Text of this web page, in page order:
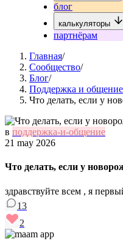
блог
калькуляторы
партнёрам
Главная/
Сообщество/
Блог/
Поддержка и общение
Что делать, если у
в поддержка-и-общение
21 may 2026
Что делать, если у
здравствуйте всем , я
13
2